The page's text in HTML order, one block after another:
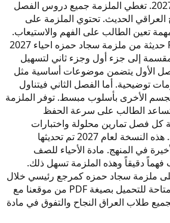
السادس الإعدادي لعام 2027. تغطي الملزمة جميع دروس الفصل
العراقي الحديث. تحتوي الملزمة على
تعين الطالب على الفهم والاستيعاب.
يمكنك تحميل نسخة PDF حديثة من ملزمة سجاد حمزه احياء 2027
إلى جزء أول وجزء ثاني لتسهيل
الأول يتضمن موضوعات أساسية مثل
توضيحية. أما الفصل الثاني فيتناول
الأخرى بأسلوب مبسط. توفر الملزمة
الطالب على سرعة الحفظ
كل فصل تمارين محلولة واختبارات
تقويمية لقياس المستوى. هذه النسخة لعام 2027 تم تحديثها
في المنهج. مادة الأحياء للصف
دقيقاً وهذه الملزمة تسهل ذلك.
ملزمة سجاد حمزه كمرجع رئيسي خلال
العام الدراسي. الملزمة متاحة للتحميل بصيغة PDF من موقعنا مع
طلاب العراق النجاح والتفوق في مادة